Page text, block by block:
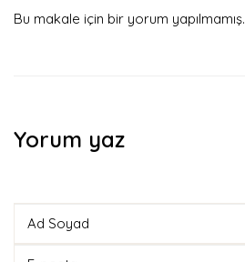
Bu makale için bir yorum yapılmamış.
Yorum yaz